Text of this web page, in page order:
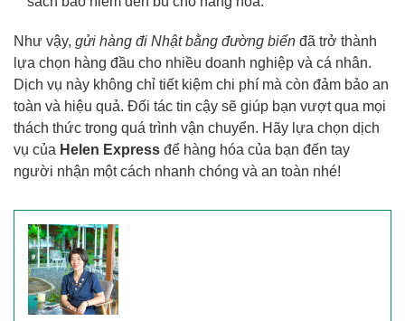
Như vậy, gửi hàng đi Nhật bằng đường biển đã trở thành
lựa chọn hàng đầu cho nhiều doanh nghiệp và cá nhân.
Dịch vụ này không chỉ tiết kiệm chi phí mà còn đảm bảo an
toàn và hiệu quả. Đối tác tin cậy sẽ giúp bạn vượt qua mọi
thách thức trong quá trình vận chuyển. Hãy lựa chọn dịch
vụ của Helen Express để hàng hóa của bạn đến tay
người nhận một cách nhanh chóng và an toàn nhé!